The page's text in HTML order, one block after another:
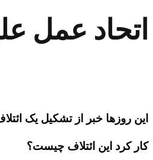
اتحاد عمل
این روزها خبر از تشکیل یک
کار کرد این ائتلاف چیست؟